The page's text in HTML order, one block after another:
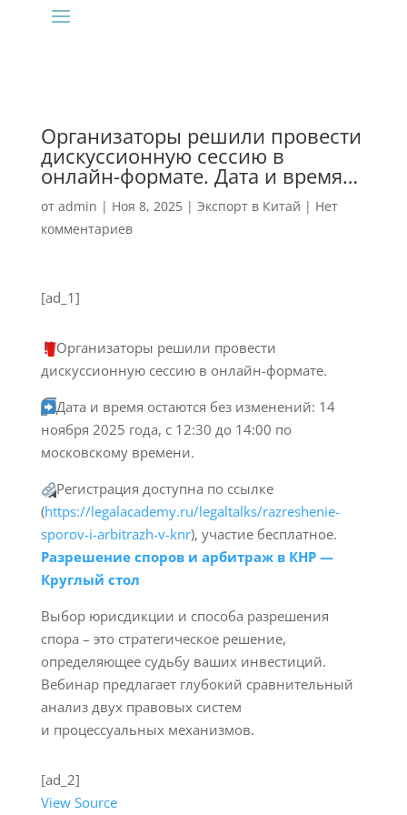
Организаторы решили провести
дискуссионную сессию в
онлайн-формате. Дата и время…
от admin | Ноя 8, 2025| Экспорт в Китай | Нет
комментариев
[ad_1]
Организаторы решили провести
дискуссионную сессию в онлайн-формате.
Дата и время остаются без изменений: 14
ноября 2025 года, с 12:30 до 14:00 по
московскому времени.
Регистрация доступна по ссылке
(https://legalacademy.ru/legaltalks/razreshenie-
sporov-i-arbitrazh-v-knr), участие бесплатное.
Разрешение споров и арбитраж в КНР —
Круглый стол
Выбор юрисдикции и способа разрешения
спора – это стратегическое решение,
определяющее судьбу ваших инвестиций.
Вебинар предлагает глубокий сравнительный
анализ двух правовых систем
и процессуальных механизмов.
[ad_2]
View Source